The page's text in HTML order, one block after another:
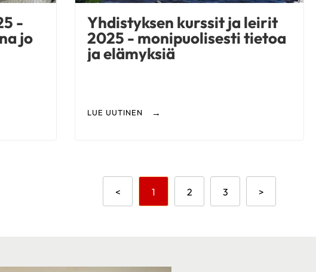
-
jo
Yhdistyksen kurssit ja leirit
2025 - monipuolisesti tietoa
ja elämyksiä
LUE UUTINEN
<Aikaisempi sivu
Mene sivulle
1 Mene sivulle
2 Mene sivulle
3 >Seuraava sivu